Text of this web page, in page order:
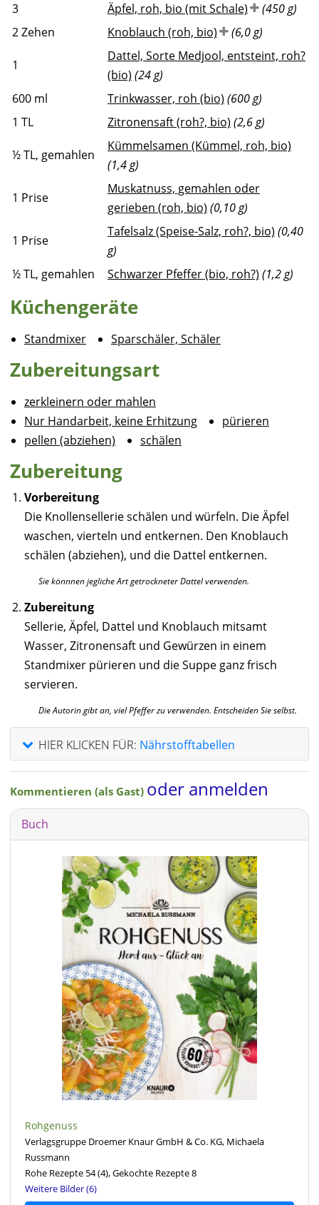
3
Äpfel, roh, bio (mit Schale)
(450 g)
2Zehen Knoblauch (roh, bio) (6,0 g)
1
Dattel, Sorte Medjool, entsteint, roh?
(bio) (24 g)
600 ml Trinkwasser, roh (bio) (600 g)
1 TL Zitronensaft (roh?, bio) (2,6 g)
½TL, gemahlen
Kümmelsamen (Kümmel, roh, bio)
(1,4 g)
1 Prise
Muskatnuss, gemahlen oder
gerieben (roh, bio) (0,10 g)
1 Prise
Tafelsalz (Speise-Salz, roh?, bio) (0,40
g)
½TL, gemahlen Schwarzer Pfeffer (bio, roh?) (1,2 g)
Küchengeräte
Standmixer Sparschäler, Schäler
Zubereitungsart
zerkleinern oder mahlen
Nur Handarbeit, keine Erhitzung
pürieren
pellen (abziehen)
schälen
Zubereitung
Vorbereitung
Die Knollensellerie schälen und würfeln. Die Äpfel
waschen, vierteln und entkernen. Den Knoblauch
schälen (abziehen), und die Dattel entkernen.
Sie könnnen jegliche Art getrockneter Dattel verwenden.
Zubereitung
Sellerie, Äpfel, Dattel und Knoblauch mitsamt
Wasser, Zitronensaft und Gewürzen in einem
Standmixer pürieren und die Suppe ganz frisch
servieren.
Die Autorin gibt an, viel Pfeffer zu verwenden. Entscheiden Sie selbst.
HIER KLICKEN FÜR: Nährstofftabellen
Kommentieren (als Gast) oder anmelden
Buch
Rohgenuss
Verlagsgruppe Droemer Knaur GmbH & Co. KG, Michaela
Russmann
Rohe Rezepte 54(4), Gekochte Rezepte 8
Weitere Bilder (6)